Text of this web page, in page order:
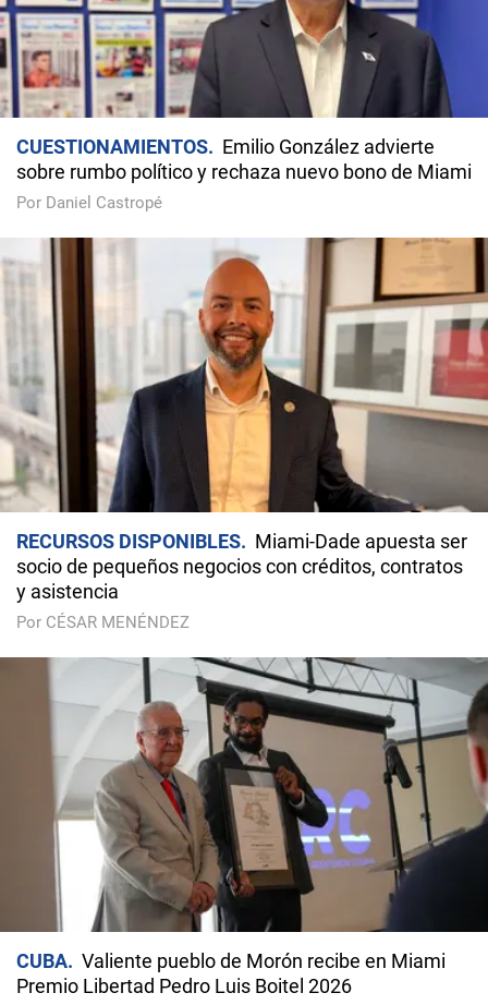
CUESTIONAMIENTOS
Emilio González advierte
sobre rumbo político y rechaza nuevo bono de Miami
Por Daniel Castropé
RECURSOS DISPONIBLES
Miami-Dade apuesta ser
socio de pequeños negocios con créditos, contratos
y asistencia
Por CÉSAR MENÉNDEZ
CUBA
Valiente pueblo de Morón recibe en Miami
Premio Libertad Pedro Luis Boitel 2026